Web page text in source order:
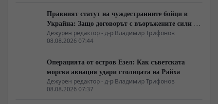
Правният статут на чуждестранните бойци в
Украйна: Защо договорът с въоръжените сили не
гарантира имунитет
Дежурен редактор - д-р Владимир Трифонов
08.08.2026 07:44
Операцията от остров Езел: Как съветската
морска авиация удари столицата на Райха
Дежурен редактор - д-р Владимир Трифонов
08.08.2026 07:37